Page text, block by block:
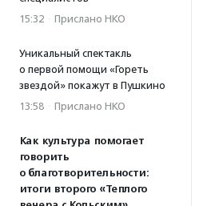
15:32 · Прислано НКО
Уникальный спектакль
о первой помощи «Гореть
звездой» покажут в Пушкино
13:58 · Прислано НКО
Как культура помогает
говорить
о благотворительности:
итоги второго «Теплого